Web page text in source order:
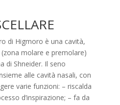
di Higmoro è una cavità,
(zona molare e premolare)
di Shneider. Il seno
alle cavità nasali, con
varie funzioni: – riscalda
d’inspirazione; – fa da